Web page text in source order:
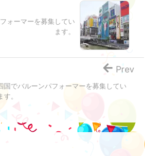
ォーマーを募集してい
ます。
国でバルーンパフォーマーを募集してい
す。
Prev